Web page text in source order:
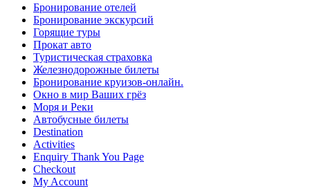
Бронирование отелей
Бронирование экскурсий
Горящие туры
Прокат авто
Туристическая страховка
Железнодорожные билеты
Бронирование круизов-онлайн.
Окно в мир Ваших грёз
Моря и Реки
Автобусные билеты
Destination
Activities
Enquiry Thank You Page
Checkout
My Account